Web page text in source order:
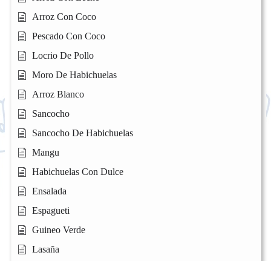
Arroz Con Coco
Pescado Con Coco
Locrio De Pollo
Moro De Habichuelas
Arroz Blanco
Sancocho
Sancocho De Habichuelas
Mangu
Habichuelas Con Dulce
Ensalada
Espagueti
Guineo Verde
Lasaña